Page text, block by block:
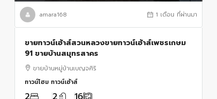
amara168 1 เดือน ที่ผ่านมา
ขายทาวน์เฮ้าส์สวนหลวงขายทาวน์เฮ้าส์เพชรเกษม
91 ขายบ้านสมุทรสาคร
ขายบ้านหมู่บ้านเบญจศิริ
ทาวน์โฮม ทาวน์เฮ้าส์